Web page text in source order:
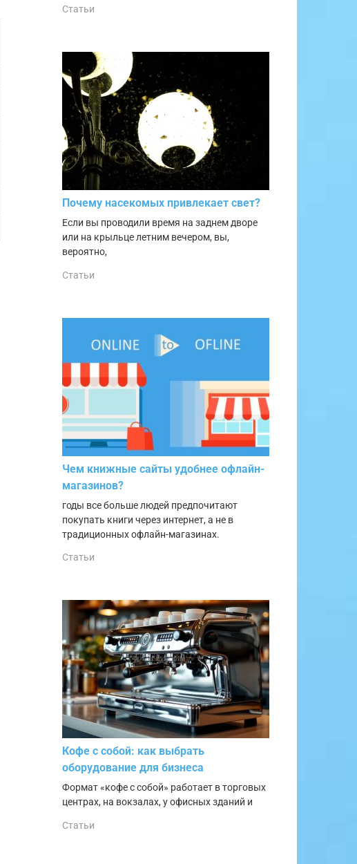
Статьи
Почему насекомых привлекает свет?
Если вы проводили время на заднем дворе
или на крыльце летним вечером, вы,
вероятно,
Статьи
Чем книжные сайты удобнее офлайн-
магазинов?
годы все больше людей предпочитают
покупать книги через интернет, а не в
традиционных офлайн-магазинах.
Статьи
Кофе с собой: как выбрать
оборудование для бизнеса
Формат «кофе с собой» работает в торговых
центрах, на вокзалах, у офисных зданий и
Статьи